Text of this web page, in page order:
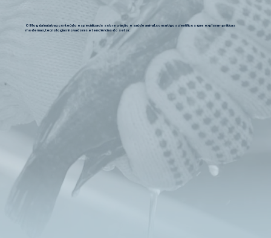
O Blog da Inata traz conteúdo especializado sobre criação e saúde animal, com artigos científicos que exploram práticas
modernas, tecnologias inovadoras e tendências do setor.